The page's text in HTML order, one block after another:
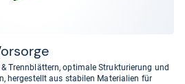
lassen
Trennblättern, optimale Strukturierung und
hergestellt aus stabilen Materialien für